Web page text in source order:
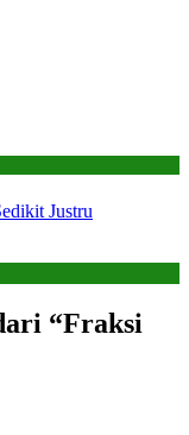
Justru
“Fraksi